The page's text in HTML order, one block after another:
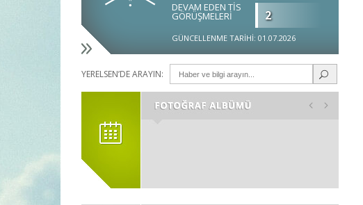
DEVAM EDEN TİS
GÖRÜŞMELERİ 2
GÜNCELLENME TARİHİ: 01.07.2026
YERELSEN’DE ARAYIN: